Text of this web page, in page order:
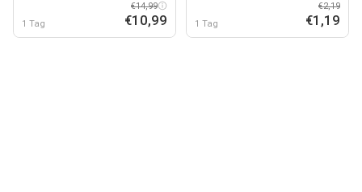
1 Tag
€14,99
€10,99 1 Tag
€2,19
€1,19